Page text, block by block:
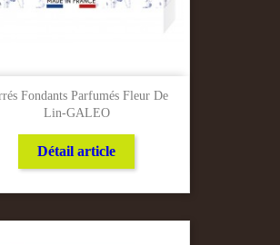
Fondants Parfumés Fleur De
Lin-GALEO
Détail article